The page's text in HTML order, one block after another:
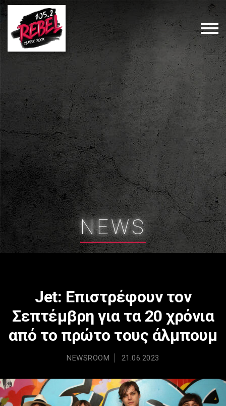
NEWS
Jet: Επιστρέφουν τον
Σεπτέμβρη για τα 20 χρόνια
από το πρώτο τους άλμπουμ
NEWSROOM 21.06.2023